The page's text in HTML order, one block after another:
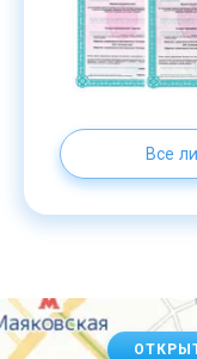
Все